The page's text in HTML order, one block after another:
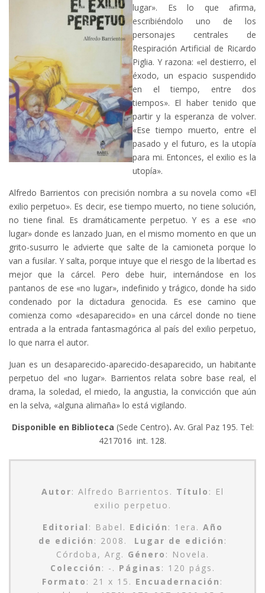
lugar». Es lo que afirma,
escribiéndolo uno de los
personajes centrales de
Respiración Artificial de Ricardo
Piglia. Y razona: «el destierro, el
éxodo, un espacio suspendido
en el tiempo, entre dos
tiempos». El haber tenido que
partir y la esperanza de volver.
«Ese tiempo muerto, entre el
pasado y el futuro, es la utopía
para mi. Entonces, el exilio es la
utopía».
Alfredo Barrientos con precisión nombra a su novela como «El
exilio perpetuo». Es decir, ese tiempo muerto, no tiene solución,
no tiene final. Es dramáticamente perpetuo. Y es a ese «no
lugar» donde es lanzado Juan, en el mismo momento en que un
grito-susurro le advierte que salte de la camioneta porque lo
van a fusilar. Y salta, porque intuye que el riesgo de la libertad es
mejor que la cárcel. Pero debe huir, internándose en los
pantanos de ese «no lugar», indefinido y trágico, donde ha sido
condenado por la dictadura genocida. Es ese camino que
comienza como «desaparecido» en una cárcel donde no tiene
entrada a la entrada fantasmagórica al país del exilio perpetuo,
lo que narra el autor.
Juan es un desaparecido-aparecido-desaparecido, un habitante
perpetuo del «no lugar». Barrientos relata sobre base real, el
drama, la soledad, el miedo, la angustia, la convicción que aún
en la selva, «alguna alimaña» lo está vigilando.
Disponible en Biblioteca (Sede Centro). Av. Gral Paz 195. Tel:
4217016 int. 128.
Autor: Alfredo Barrientos . Título : El
exilio perpetuo.
Editorial : Babel. Edición : 1era. Año
de edición : 2008. Lugar de edición :
Córdoba, Arg. Género : Novela.
Colección : -. Páginas : 120 págs.
Formato : 21 x 15. Encuadernación :